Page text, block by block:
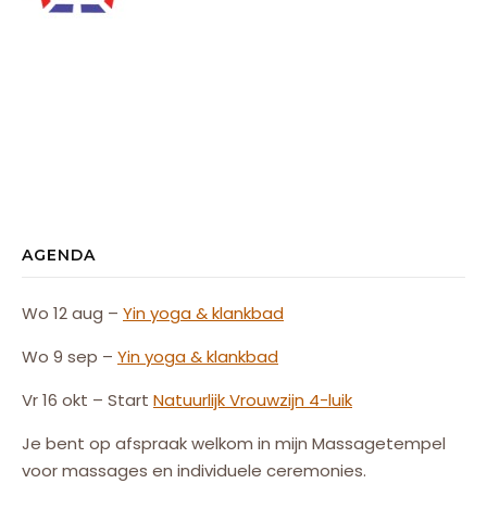
AGENDA
Wo 12 aug – Yin yoga & klankbad
Wo 9 sep – Yin yoga & klankbad
Vr 16 okt – Start NatuurlijkVrouwzijn 4-luik
Je bent op afspraak welkom in mijn Massagetempel
voor massages en individuele ceremonies.